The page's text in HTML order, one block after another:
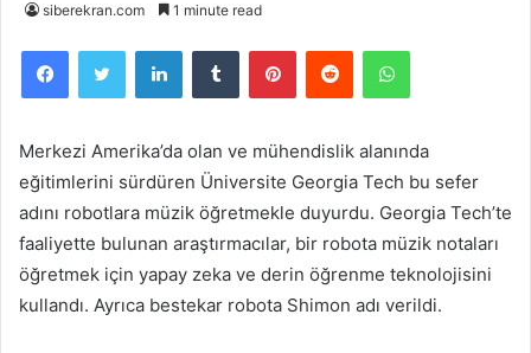
siberekran.com 1 minute read
FacebookTwitter LinkedInTumblr PinterestReddit WhatsApp
Merkezi Amerika’da olan ve mühendislik alanında
eğitimlerini sürdüren Üniversite Georgia Tech bu sefer
adını robotlara müzik öğretmekle duyurdu. Georgia Tech’te
faaliyette bulunan araştırmacılar, bir robota müzik notaları
öğretmek için yapay zeka ve derin öğrenme teknolojisini
kullandı. Ayrıca bestekar robota Shimon adı verildi.